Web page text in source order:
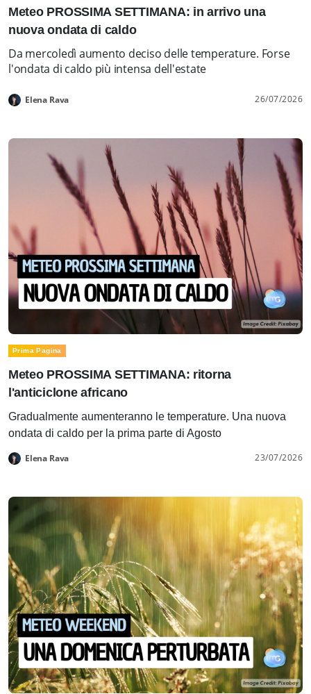
Meteo PROSSIMA SETTIMANA: in arrivo una
nuova ondata di caldo
Da mercoledì aumento deciso delle temperature. Forse
l'ondata di caldo più intensa dell'estate
Elena Rava 26/07/2026
Prima Pagina
Meteo PROSSIMA SETTIMANA: ritorna
l'anticiclone africano
Gradualmente aumenteranno le temperature. Una nuova
ondata di caldo per la prima parte di Agosto
Elena Rava 23/07/2026